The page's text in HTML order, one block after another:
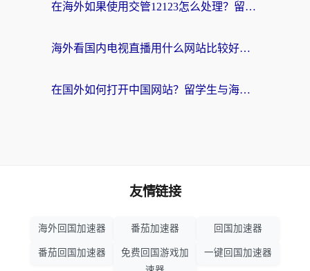
在海外如果使用交管12123怎么处理？留学生亲测有效的回国加速方案
海外看国内电视直播用什么网站比较好？一篇解决你所有追剧难题的实用指南
在国外如何打开中国网站？留学生与海外华人的无缝访问指南
友情链接
海外回国加速器 番茄加速器 回国加速器
番茄回国加速器
免费回国游戏加
一键回国加速器